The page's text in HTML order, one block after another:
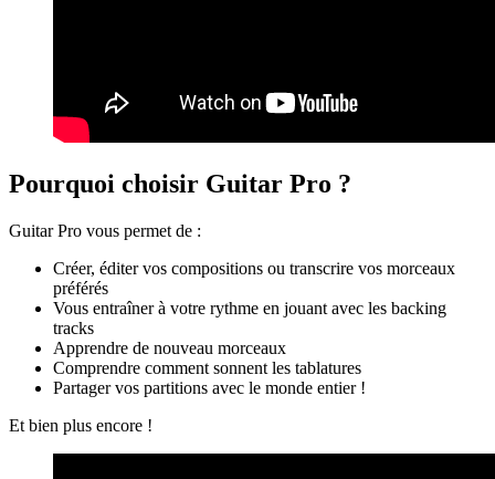
Pourquoi choisir Guitar Pro ?
Guitar Pro vous permet de :
Créer, éditer vos compositions ou transcrire vos morceaux
préférés
Vous entraîner à votre rythme en jouant avec les backing
tracks
Apprendre de nouveau morceaux
Comprendre comment sonnent les tablatures
Partager vos partitions avec le monde entier !
Et bien plus encore !